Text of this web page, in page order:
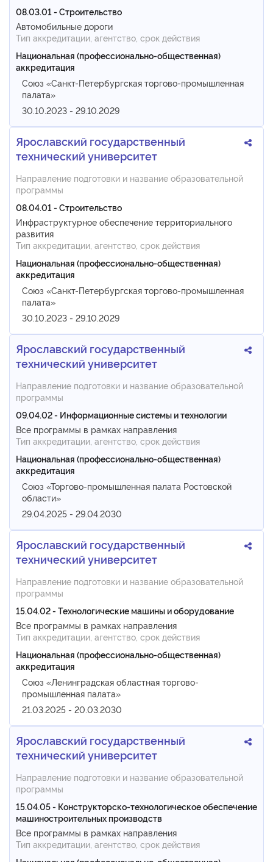
08.03.01 - Строительство
Автомобильные дороги
Тип аккредитации, агентство, срок действия
Национальная (профессионально-общественная)
аккредитация
Союз «Санкт-Петербургская торгово-промышленная
палата»
30.10.2023 - 29.10.2029
Ярославский государственный
технический университет
Направление подготовки и название образовательной
программы
08.04.01 - Строительство
Инфраструктурное обеспечение территориального
развития
Тип аккредитации, агентство, срок действия
Национальная (профессионально-общественная)
аккредитация
Союз «Санкт-Петербургская торгово-промышленная
палата»
30.10.2023 - 29.10.2029
Ярославский государственный
технический университет
Направление подготовки и название образовательной
программы
09.04.02 - Информационные системы и технологии
Все программы в рамках направления
Тип аккредитации, агентство, срок действия
Национальная (профессионально-общественная)
аккредитация
Союз «Торгово-промышленная палата Ростовской
области»
29.04.2025 - 29.04.2030
Ярославский государственный
технический университет
Направление подготовки и название образовательной
программы
15.04.02 - Технологические машины и оборудование
Все программы в рамках направления
Тип аккредитации, агентство, срок действия
Национальная (профессионально-общественная)
аккредитация
Союз «Ленинградская областная торгово-
промышленная палата»
21.03.2025 - 20.03.2030
Ярославский государственный
технический университет
Направление подготовки и название образовательной
программы
15.04.05 - Конструкторско-технологическое обеспечение
машиностроительных производств
Все программы в рамках направления
Тип аккредитации, агентство, срок действия